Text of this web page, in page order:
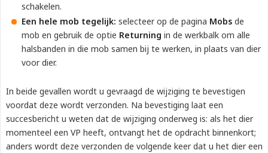
schakelen.
Een hele mob tegelijk: selecteer op de pagina Mobs de
mob en gebruik de optie Returning in de werkbalk om alle
halsbanden in die mob samen bij te werken, in plaats van dier
voor dier.
In beide gevallen wordt u gevraagd de wijziging te bevestigen
voordat deze wordt verzonden. Na bevestiging laat een
succesbericht u weten dat de wijziging onderweg is: als het dier
momenteel een VP heeft, ontvangt het de opdracht binnenkort;
anders wordt deze verzonden de volgende keer dat u het dier een